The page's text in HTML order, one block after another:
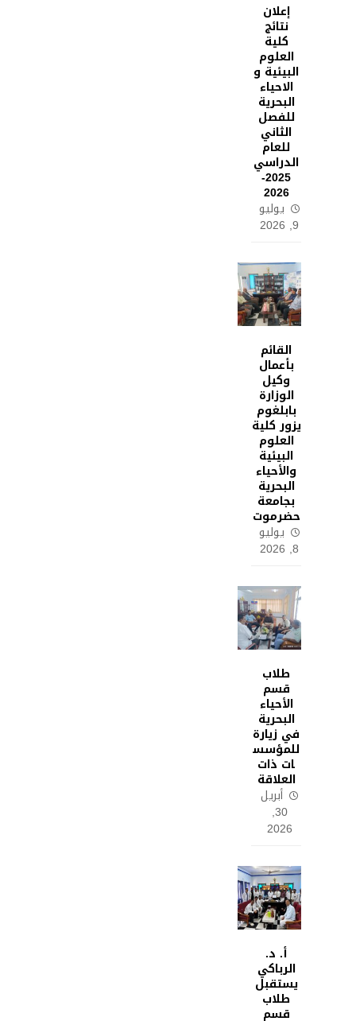
إعلان
نتائج
كلية
العلوم
البيئية و
الاحياء
البحرية
للفصل
الثاني
للعام
الدراسي
2025-
2026
يوليو
9, 2026
القائم
بأعمال
وكيل
الوزارة
بابلغوم
يزور كلية
العلوم
البيئية
والأحياء
البحرية
بجامعة
حضرموت
يوليو
8, 2026
طلاب
قسم
الأحياء
البحرية
في زيارة
للمؤسس
ات ذات
العلاقة
أبريل
30,
2026
أ. د.
الرباكي
يستقبل
طلاب
قسم